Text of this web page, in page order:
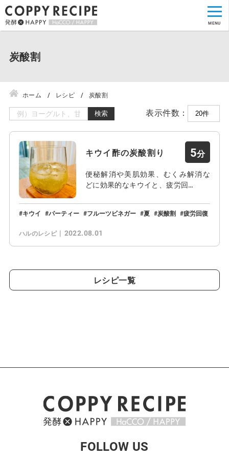
炭酸割
ホーム レシピ 炭酸割
検索 表示件数：
キウイ酢の炭酸割り 5
便秘解消や美肌効果、むくみ解消な
どに効果的なキウイと、疲労回…
キウイ パーティー フルーツビネガー 夏 炭酸割 疲労回復
ハルのレシピ 2022.08.01
レシピ一覧
FOLLOW US